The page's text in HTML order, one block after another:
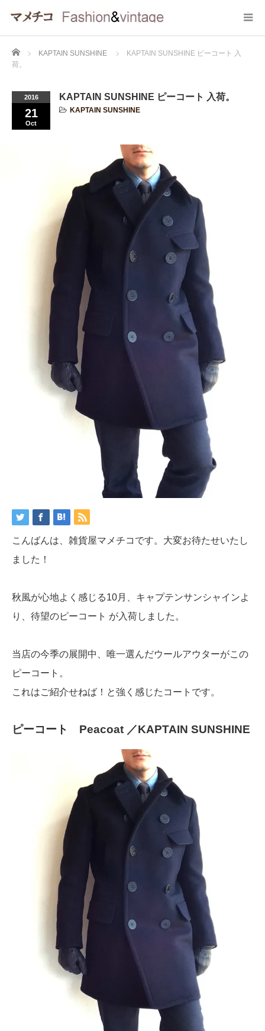
Home KAPTAIN SUNSHINE
KAPTAIN SUNSHINE ピーコート 入
荷。
2016
21
Oct
KAPTAIN SUNSHINE ピーコート 入荷。
KAPTAIN SUNSHINE
こんばんは、雑貨屋マメチコです。大変お待たせいたし
ました！
秋風が心地よく感じる10月、キャプテンサンシャインよ
り、待望のピーコート が入荷しました。
当店の今季の展開中、唯一選んだウールアウターがこの
ピーコート。
これはご紹介せねば！と強く感じたコートです。
ピーコート Peacoat ／KAPTAIN SUNSHINE